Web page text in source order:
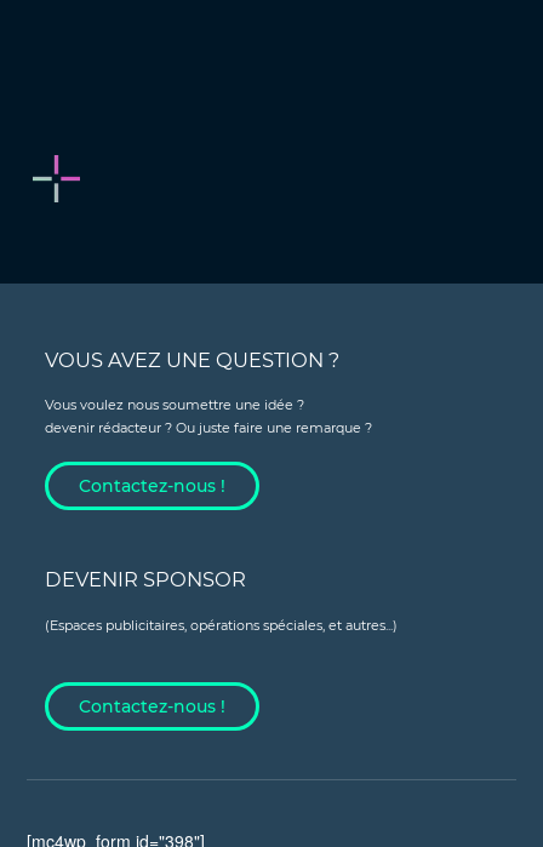
VOUS AVEZ UNE QUESTION ?
Vous voulez nous soumettre une idée ?
devenir rédacteur ? Ou juste faire une remarque ?
Contactez-nous !
DEVENIR SPONSOR
(Espaces publicitaires, opérations spéciales, et autres...)
Contactez-nous !
[mc4wp_form id="398"]